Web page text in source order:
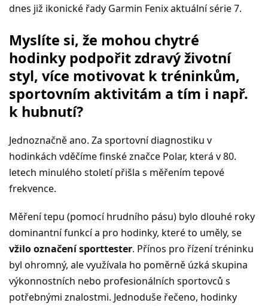
dnes již ikonické řady Garmin Fenix aktuální série 7.
Myslíte si, že mohou chytré
hodinky podpořit zdravý životní
styl, více motivovat k tréninkům,
sportovním aktivitám a tím i např.
k hubnutí?
Jednoznačně ano. Za sportovní diagnostiku v
hodinkách vděčíme finské značce Polar, která v 80.
letech minulého století přišla s měřením tepové
frekvence.
Měření tepu (pomocí hrudního pásu) bylo dlouhé roky
dominantní funkcí a pro hodinky, které to uměly, se
vžilo označení sporttester. Přínos pro řízení tréninku
byl ohromný, ale využívala ho poměrně úzká skupina
výkonnostních nebo profesionálních sportovců s
potřebnými znalostmi. Jednoduše řečeno, hodinky